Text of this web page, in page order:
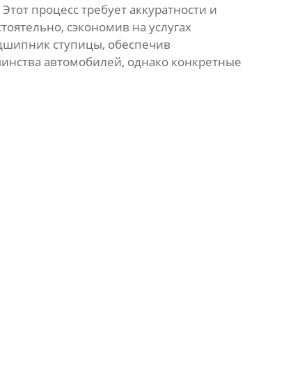
процесс требует аккуратности и
сэкономив на услугах
ступицы, обеспечив
автомобилей, однако конкретные